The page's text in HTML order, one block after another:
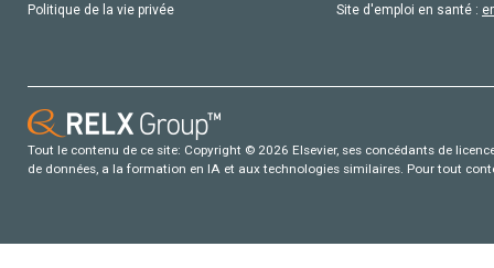
Politique de la vie privée
Site d'emploi en santé :
Tout le contenu de ce site: Copyright © 2026 Elsevier, ses concédants de
de données, a la formation en IA et aux technologies similaires. Pour tout